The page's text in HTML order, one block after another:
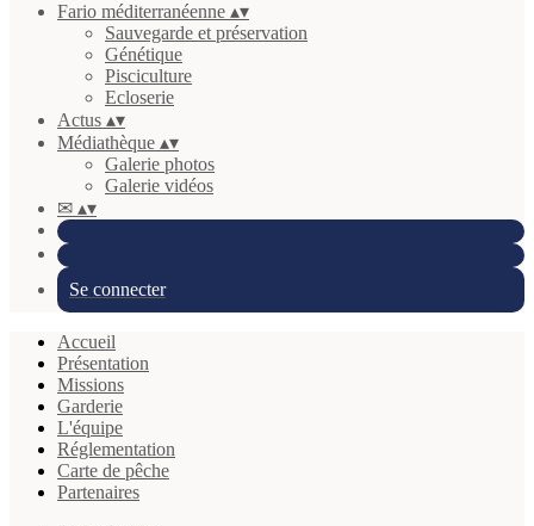
Fario méditerranéenne ▴▾
Sauvegarde et préservation
Génétique
Pisciculture
Ecloserie
Actus ▴▾
Médiathèque ▴▾
Galerie photos
Galerie vidéos
✉ ▴▾
Se connecter
Accueil
Présentation
Missions
Garderie
L'équipe
Réglementation
Carte de pêche
Partenaires